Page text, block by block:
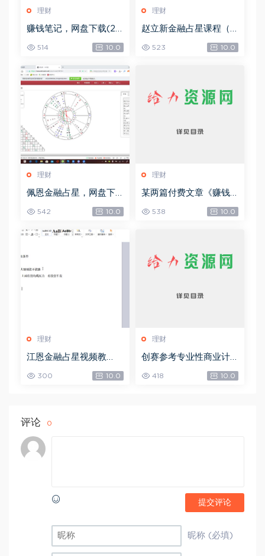
理财
赚钱笔记，网盘下载(22.
514 10.0
理财
赵立新金融占星课程（2
9.14G)
523 10.0
理财
佩恩金融占星，网盘下
542 10.0
理财
某两篇付费文章《赚钱
黑版》，网盘下载(10.41
538 10.0
理财
江恩金融占星视频教
300 10.0
理财
创赛参考专业性商业计
载(539.32M)
418 10.0
评论 0
提交评论
昵称 (必填)